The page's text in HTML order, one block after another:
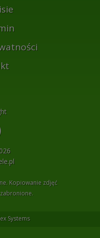
Kopiowanie zdjęć
Systems